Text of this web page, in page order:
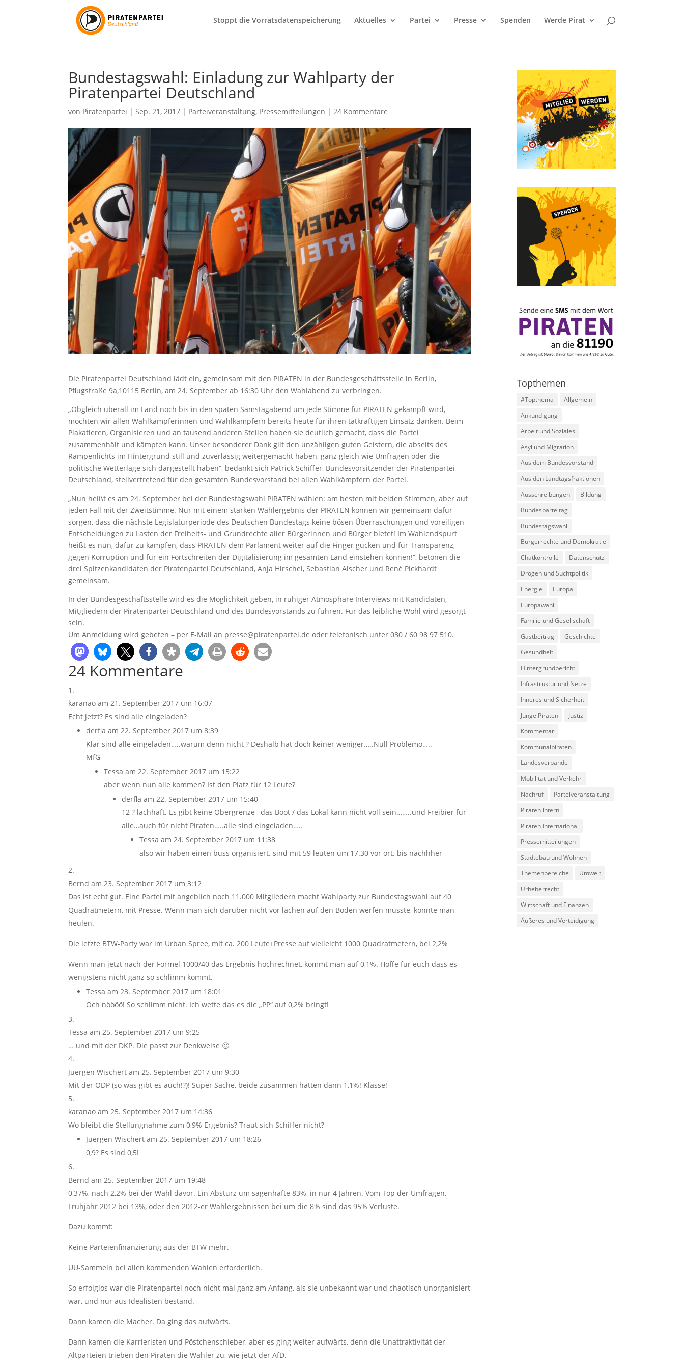
Stoppt die Vorratsdatenspeicherung Aktuelles Partei Presse Spenden Werde Pirat
Bundestagswahl: Einladung zur Wahlparty der
Piratenpartei Deutschland
von Piratenpartei |Sep. 21, 2017 | Parteiveranstaltung, Pressemitteilungen |24 Kommentare
Die Piratenpartei Deutschland lädt ein, gemeinsam mit den PIRATEN in der Bundesgeschäftsstelle in Berlin,
Pflugstraße 9a,10115 Berlin, am 24. September ab 16:30 Uhr den Wahlabend zu verbringen.
„Obgleich überall im Land noch bis in den späten Samstagabend um jede Stimme für PIRATEN gekämpft wird,
möchten wir allen Wahlkämpferinnen und Wahlkämpfern bereits heute für ihren tatkräftigen Einsatz danken. Beim
Plakatieren, Organisieren und an tausend anderen Stellen haben sie deutlich gemacht, dass die Partei
zusammenhält und kämpfen kann. Unser besonderer Dank gilt den unzähligen guten Geistern, die abseits des
Rampenlichts im Hintergrund still und zuverlässig weitergemacht haben, ganz gleich wie Umfragen oder die
politische Wetterlage sich dargestellt haben“, bedankt sich Patrick Schiffer, Bundesvorsitzender der Piratenpartei
Deutschland, stellvertretend für den gesamten Bundesvorstand bei allen Wahlkämpfern der Partei.
„Nun heißt es am 24. September bei der Bundestagswahl PIRATEN wählen: am besten mit beiden Stimmen, aber auf
jeden Fall mit der Zweitstimme. Nur mit einem starken Wahlergebnis der PIRATEN können wir gemeinsam dafür
sorgen, dass die nächste Legislaturperiode des Deutschen Bundestags keine bösen Überraschungen und voreiligen
Entscheidungen zu Lasten der Freiheits- und Grundrechte aller Bürgerinnen und Bürger bietet! Im Wahlendspurt
heißt es nun, dafür zu kämpfen, dass PIRATEN dem Parlament weiter auf die Finger gucken und für Transparenz,
gegen Korruption und für ein Fortschreiten der Digitalisierung im gesamten Land einstehen können!“, betonen die
drei Spitzenkandidaten der Piratenpartei Deutschland, Anja Hirschel, Sebastian Alscher und René Pickhardt
gemeinsam.
In der Bundesgeschäftsstelle wird es die Möglichkeit geben, in ruhiger Atmosphäre Interviews mit Kandidaten,
Mitgliedern der Piratenpartei Deutschland und des Bundesvorstands zu führen. Für das leibliche Wohl wird gesorgt
sein.
Um Anmeldung wird gebeten – per E-Mail an presse@piratenpartei.de oder telefonisch unter 030 / 60 98 97 510.
24 Kommentare
karanao am 21. September 2017 um 16:07
Echt jetzt? Es sind alle eingeladen?
derfla am 22. September 2017 um 8:39
Klar sind alle eingeladen…..warum denn nicht ? Deshalb hat doch keiner weniger…..Null Problemo…..
MfG
Tessa am 22. September 2017 um 15:22
aber wenn nun alle kommen? Ist den Platz für 12 Leute?
derfla am 22. September 2017 um 15:40
12 ? lachhaft. Es gibt keine Obergrenze , das Boot / das Lokal kann nicht voll sein……..und Freibier für
alle…auch für nicht Piraten…..alle sind eingeladen…..
Tessa am 24. September 2017 um 11:38
also wir haben einen buss organisiert. sind mit 59 leuten um 17.30 vor ort. bis nachhher
Bernd am 23. September 2017 um 3:12
Das ist echt gut. Eine Partei mit angeblich noch 11.000 Mitgliedern macht Wahlparty zur Bundestagswahl auf 40
Quadratmetern, mit Presse. Wenn man sich darüber nicht vor lachen auf den Boden werfen müsste, könnte man
heulen.
Die letzte BTW-Party war im Urban Spree, mit ca. 200 Leute+Presse auf vielleicht 1000 Quadratmetern, bei 2,2%
Wenn man jetzt nach der Formel 1000/40 das Ergebnis hochrechnet, kommt man auf 0,1%. Hoffe für euch dass es
wenigstens nicht ganz so schlimm kommt.
Tessa am 23. September 2017 um 18:01
Och nöööö! So schlimm nicht. Ich wette das es die „PP“ auf 0,2% bringt!
Tessa am 25. September 2017 um 9:25
… und mit der DKP. Die passt zur Denkweise 🙂
Juergen Wischert am 25. September 2017 um 9:30
Mit der ÖDP (so was gibt es auch!?)! Super Sache, beide zusammen hätten dann 1,1%! Klasse!
karanao am 25. September 2017 um 14:36
Wo bleibt die Stellungnahme zum 0,9% Ergebnis? Traut sich Schiffer nicht?
Juergen Wischert am 25. September 2017 um 18:26
0,9? Es sind 0,5!
Bernd am 25. September 2017 um 19:48
0,37%, nach 2,2% bei der Wahl davor. Ein Absturz um sagenhafte 83%, in nur 4 Jahren. Vom Top der Umfragen,
Frühjahr 2012 bei 13%, oder den 2012-er Wahlergebnissen bei um die 8% sind das 95% Verluste.
Dazu kommt:
Keine Parteienfinanzierung aus der BTW mehr.
UU-Sammeln bei allen kommenden Wahlen erforderlich.
So erfolglos war die Piratenpartei noch nicht mal ganz am Anfang, als sie unbekannt war und chaotisch unorganisiert
war, und nur aus Idealisten bestand.
Dann kamen die Macher. Da ging das aufwärts.
Dann kamen die Karrieristen und Pöstchenschieber, aber es ging weiter aufwärts, denn die Unattraktivität der
Altparteien trieben den Piraten die Wähler zu, wie jetzt der AfD.
Topthemen
#Topthema
Allgemein
Ankündigung
Arbeit und Soziales
Asyl und Migration
Aus dem Bundesvorstand
Aus den Landtagsfraktionen
Ausschreibungen
Bildung
Bundesparteitag
Bundestagswahl
Bürgerrechte und Demokratie
Chatkontrolle
Datenschutz
Drogen und Suchtpolitik
Energie
Europa
Europawahl
Familie und Gesellschaft
Gastbeitrag
Geschichte
Gesundheit
Hintergrundbericht
Infrastruktur und Netze
Inneres und Sicherheit
Junge Piraten
Justiz
Kommentar
Kommunalpiraten
Landesverbände
Mobilität und Verkehr
Nachruf
Parteiveranstaltung
Piraten intern
Piraten International
Pressemitteilungen
Städtebau und Wohnen
Themenbereiche
Umwelt
Urheberrecht
Wirtschaft und Finanzen
Äußeres und Verteidigung